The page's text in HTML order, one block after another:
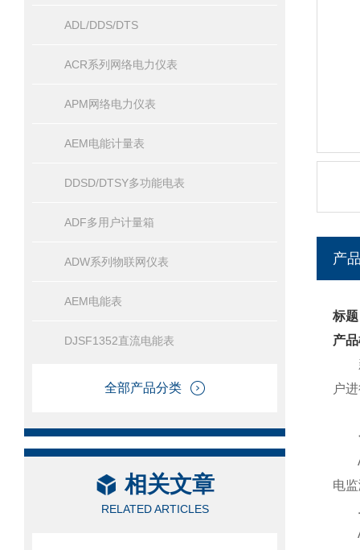
ADL/DDS/DTS
ACR系列网络电力仪表
APM网络电力仪表
AEM电能计量表
DDSD/DTSY多功能电表
ADF多用户计量箱
ADW系列物联网仪表
AEM电能表
DJSF1352直流电能表
全部产品分类
相关文章
RELATED ARTICLES
产
标
产
新
户
电